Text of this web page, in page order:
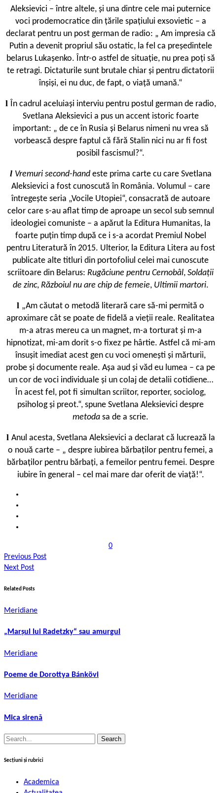
Aleksievici – între altele, și una dintre cele mai puternice
voci prodemocratice din țările spațiului exsovietic – a
declarat pentru un post german de radio: „ Am impresia că
Putin a devenit propriul său ostatic, la fel ca președintele
belarus Lukașenko. Într-o astfel de situație, nu prea poți să
te retragi. Dictaturile sunt brutale chiar și pentru dictatorii
înșiși, ei nu duc, de fapt, o viață umană.“
l În cadrul aceluiași interviu pentru postul german de radio,
Svetlana Aleksievici a pus un accent istoric foarte
important: „ de ce în Rusia și Belarus nimeni nu vrea să
vorbească despre faptul că fără Stalin nici nu ar fi fost
posibil fascismul?“.
l Vremuri second-hand este prima carte cu care Svetlana
Aleksievici a fost cunoscută în România. Volumul – care
întregește seria „Vocile Utopiei“, consacrată de autoare
celor care s-au aflat timp de aproape un secol sub semnul
ideologiei comuniste – a apărut la Editura Humanitas, la
foarte puțin timp după ce i s-a acordat Premiul Nobel
pentru Literatură în 2015. Ulterior, la Editura Litera au fost
publicate alte titluri din portofoliul celei mai cunoscute
scriitoare din Belarus: Rugăciune pentru Cernobâl, Soldații
de zinc, Războiul nu are chip de femeie, Ultimii martori.
l „Am căutat o metodă literară care să-mi permită o
aproximare cât se poate de fidelă a vieții reale. Realitatea
m-a atras mereu ca un magnet, m-a torturat și m-a
hipnotizat, mi-am dorit s-o fixez pe hârtie. Astfel că mi-am
însușit imediat acest gen cu voci omenești și mărturii,
probe și documente reale. Așa aud și văd eu lumea – ca pe
un cor de voci individuale și un colaj de detalii cotidiene…
În acest fel, pot fi simultan scriitor, reporter, sociolog,
psiholog și preot.“, spune Svetlana Aleksievici despre
metoda sa de a scrie.
l Anul acesta, Svetlana Aleksievici a declarat că lucrează la
o nouă carte – „ despre iubirea bărbaților pentru femei, a
bărbaților pentru bărbați, a femeilor pentru femei. Despre
iubire în general – cel mai mare dar oferit de viață!“.
0
Previous Post
Next Post
Related Posts
Meridiane
„Marşul lui Radetzky“ sau amurgul
Meridiane
Poeme de Dorottya Bánkövi
Meridiane
Mica sirenă
Search
Secțiuni și rubrici
Academica